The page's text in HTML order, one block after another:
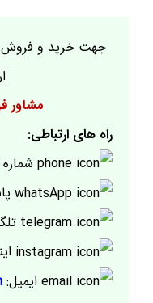
جهت خرید و فروش
مشاور
راه های ارتباطی:
ایمیل: